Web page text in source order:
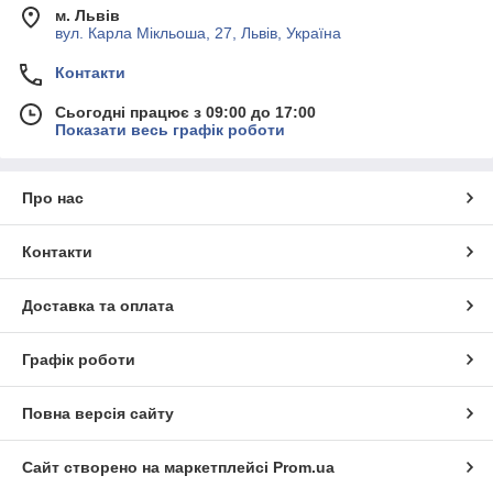
м. Львів
вул. Карла Мікльоша, 27, Львів, Україна
Контакти
Сьогодні працює з 09:00 до 17:00
Показати весь графік роботи
Про нас
Контакти
Доставка та оплата
Графік роботи
Повна версія сайту
Сайт створено на маркетплейсі Prom.ua